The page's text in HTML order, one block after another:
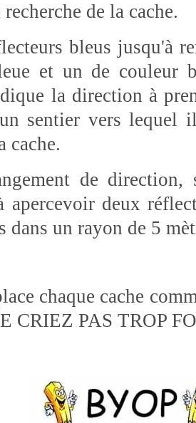
de la cache.
bleus jusqu'à
et un de couleur
la direction à
sentier vers lequel
cache.
de direction,
apercevoir deux
dans un rayon de 5
chaque cache
CRIEZ PAS TROP